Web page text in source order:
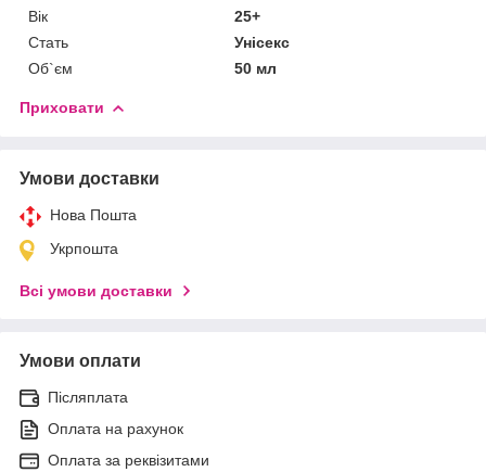
Вік
25+
Стать
Унісекс
Об`єм
50 мл
Приховати
Умови доставки
Нова Пошта
Укрпошта
Всі умови доставки
Умови оплати
Післяплата
Оплата на рахунок
Оплата за реквізитами